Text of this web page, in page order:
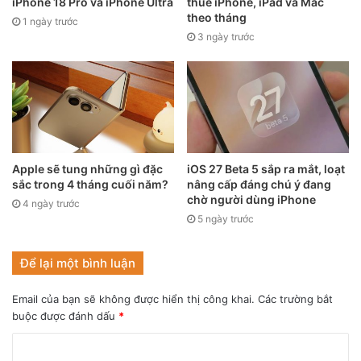
Một trong những sự kiện nổi bật nhất năm 2021 thuộc về
Apple với WWDC 2021. Sự kiện đã diễn ra vào ngày 7/6 cực
kì hoành tráng với sự đầu tư vào công nghệ AR cũng như
các phiên bản nâng cấp mới đầy hứa hẹn cho các sản phẩm
của hãng.
Trong sự kiện này, Apple đã giới thiệu hàng loạt các nâng
cấp mới về các tính năng cho iOS như: Nâng cấp Facetime,
đổi mới giao diện Home, nâng cao đa nhiệm và tác vụ
trên iPad, quản lý các thiết bị nhà thông minh bằng ứng
1 ngày trước
theo tháng
3 ngày trước
Apple sẽ tung những gì đặc
sắc trong 4 tháng cuối năm?
4 ngày trước
iOS 27 Beta 5 sắp ra mắt, loạt
nâng cấp đáng chú ý đang
chờ người dùng iPhone
5 ngày trước
Để lại một bình luận
Email của bạn sẽ không được hiển thị công khai. Các trường bắt
buộc được đánh dấu *